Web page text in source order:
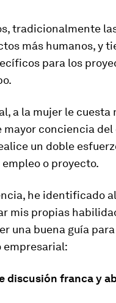
tradicionalmente
más humanos, y
para los
a la mujer le cuesta
conciencia del
un doble
o proyecto.
he identificado
mis propias
una buena guía
empresarial:
discusión franca y